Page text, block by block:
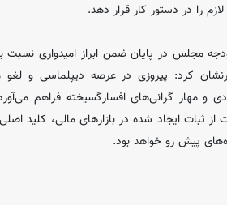
را در دستور کار قرار دهد.
مجلس در پایان ضمن ابراز امیدواری
کرد: پیروزی در عرصه دیپلماسی و
و مهار گرانی‌های افسارگسیخته فراهم
ثبات ایجاد شده در بازارهای مالی، کلید
پیش رو خواهد بود.